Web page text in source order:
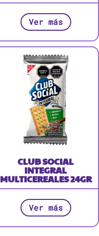
Ver más
CLUB SOCIAL
INTEGRAL
MULTICEREALES 24GR
Ver más